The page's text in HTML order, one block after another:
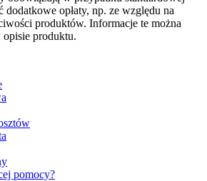
opłaty, np. ze względu na
produktów. Informacje te można
opisie produktu.
pomocy?